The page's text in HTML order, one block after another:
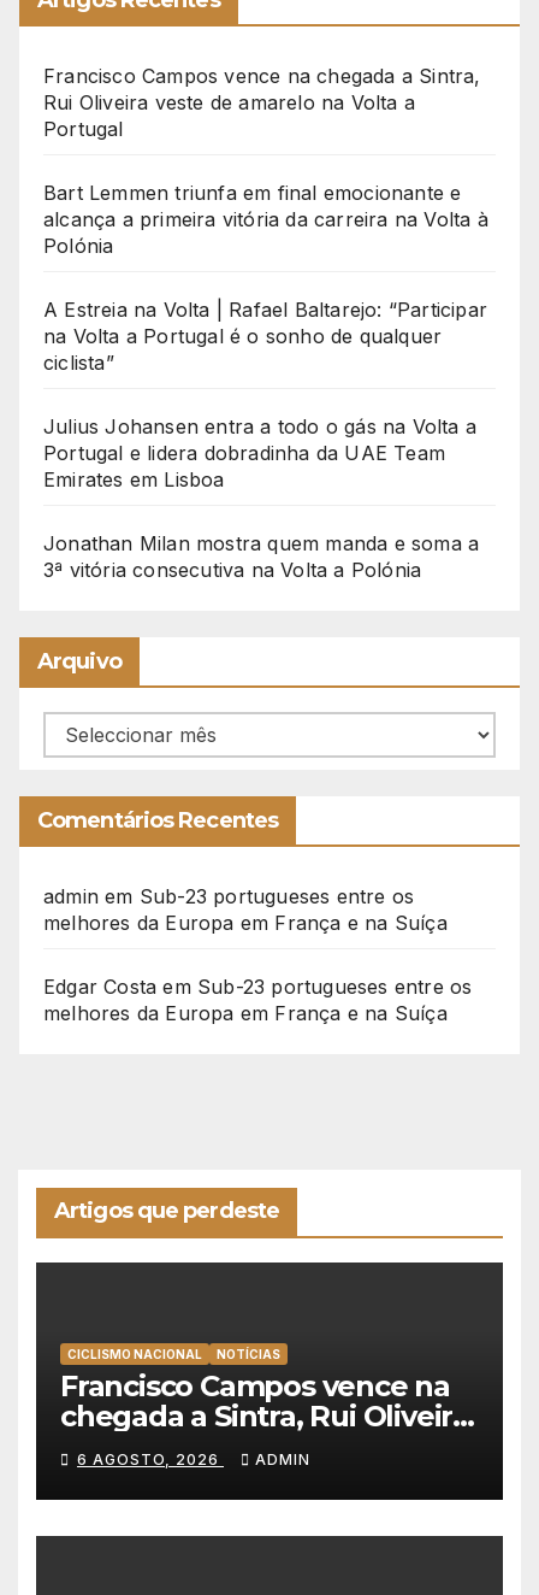
Francisco Campos vence na chegada a Sintra,
Rui Oliveira veste de amarelo na Volta a
Portugal
Bart Lemmen triunfa em final emocionante e
alcança a primeira vitória da carreira na Volta à
Polónia
A Estreia na Volta | Rafael Baltarejo: “Participar
na Volta a Portugal é o sonho de qualquer
ciclista”
Julius Johansen entra a todo o gás na Volta a
Portugal e lidera dobradinha da UAE Team
Emirates em Lisboa
Jonathan Milan mostra quem manda e soma a
3ª vitória consecutiva na Volta a Polónia
Arquivo
Arquivo
Comentários Recentes
admin em Sub-23 portugueses entre os
melhores da Europa em França e na Suíça
Edgar Costa em Sub-23 portugueses entre os
melhores da Europa em França e na Suíça
Artigos que perdeste
CICLISMO NACIONAL NOTÍCIAS
Francisco Campos vence na
chegada a Sintra, Rui Oliveira
veste de amarelo na Volta a
Portugal
6 AGOSTO, 2026 ADMIN